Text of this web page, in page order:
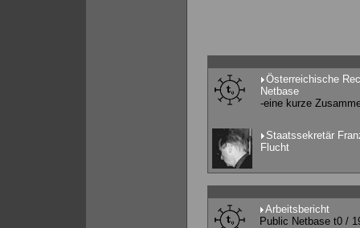
Österreichische
Netbase
-eine kurze
Staatssekretär
Flucht
Arbeitsbericht
Public Netbase t0 /